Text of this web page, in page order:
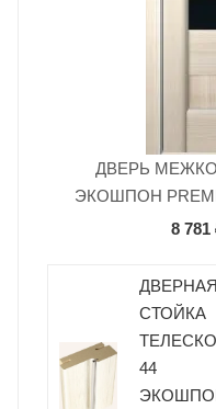
ДВЕРЬ
ЭКОШПОН
8 781
ДВЕРНАЯ
СТОЙКА
44